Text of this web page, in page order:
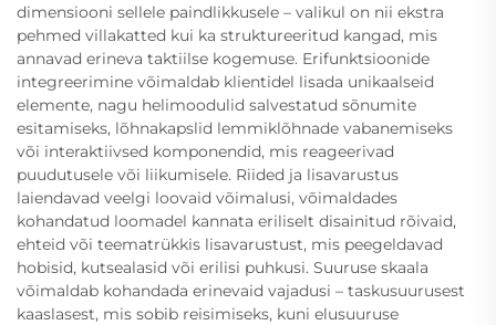
dimensiooni sellele paindlikkusele – valikul on nii ekstra
pehmed villakatted kui ka struktureeritud kangad, mis
annavad erineva taktiilse kogemuse. Erifunktsioonide
integreerimine võimaldab klientidel lisada unikaalseid
elemente, nagu helimoodulid salvestatud sõnumite
esitamiseks, lõhnakapslid lemmiklõhnade vabanemiseks
või interaktiivsed komponendid, mis reageerivad
puudutusele või liikumisele. Riided ja lisavarustus
laiendavad veelgi loovaid võimalusi, võimaldades
kohandatud loomadel kannata eriliselt disainitud rõivaid,
ehteid või teematrükkis lisavarustust, mis peegeldavad
hobisid, kutsealasid või erilisi puhkusi. Suuruse skaala
võimaldab kohandada erinevaid vajadusi – taskusuurusest
kaaslasest, mis sobib reisimiseks, kuni elusuuruse